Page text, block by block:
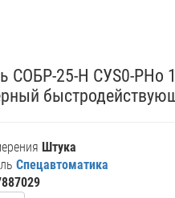
СОБР-25-Н CУS0-РНо
Штука
Спецавтоматика